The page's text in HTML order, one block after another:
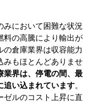
みにおいて困難な状況
料の高騰により輸出が
の倉庫業界は収容能力
みもほとんどありませ
業界は、停電の間、最
追い込まれています。
ゼルのコスト上昇に直